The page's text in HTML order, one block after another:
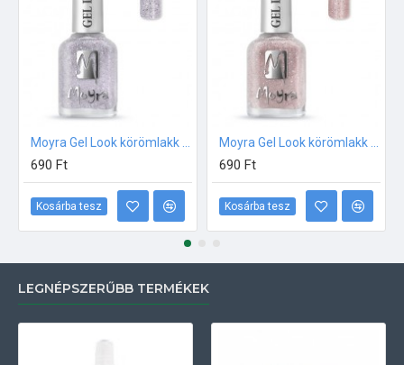
690 Ft
Kosárba tesz
690 Ft
Kosárba tesz
LEGNÉPSZERŰBB TERMÉKEK